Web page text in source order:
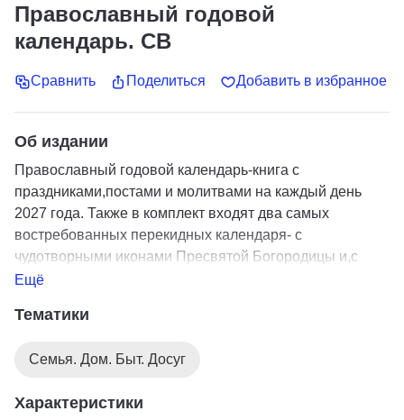
Православный годовой
календарь. СВ
Сравнить Поделиться Добавить в избранное
Об издании
Православный годовой календарь-книга с
праздниками,постами и молитвами на каждый день
2027 года. Также в комплект входят два самых
востребованных перекидных календаря- с
чудотворными иконами Пресвятой Богородицы и,с
особо почитаемым в России святым, Николаем
близким!
Ещё
Тематики
Семья. Дом. Быт. Досуг
Характеристики